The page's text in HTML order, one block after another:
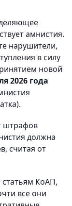
амнистия.
нарушители,
в силу
новой
2026 года
штрафов
должна
считая от
КоАП,
все они